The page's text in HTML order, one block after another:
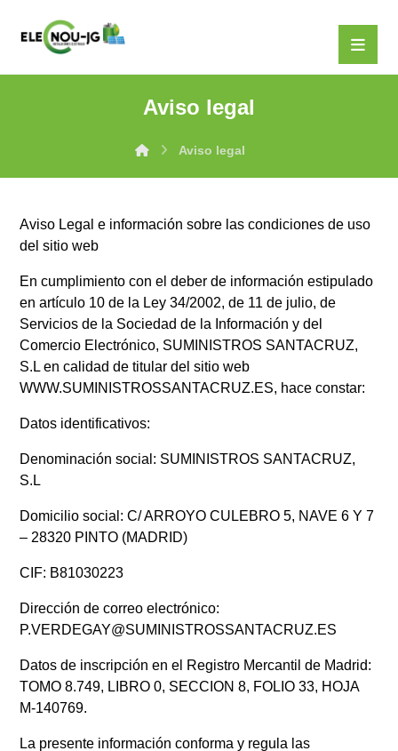
Aviso legal
Aviso legal
Aviso Legal e información sobre las condiciones de uso
del sitio web
En cumplimiento con el deber de información estipulado
en artículo 10 de la Ley 34/2002, de 11 de julio, de
Servicios de la Sociedad de la Información y del
Comercio Electrónico, SUMINISTROS SANTACRUZ,
S.L en calidad de titular del sitio web
WWW.SUMINISTROSSANTACRUZ.ES, hace constar:
Datos identificativos:
Denominación social: SUMINISTROS SANTACRUZ,
S.L
Domicilio social: C/ ARROYO CULEBRO 5, NAVE 6 Y 7
– 28320 PINTO (MADRID)
CIF: B81030223
Dirección de correo electrónico:
P.VERDEGAY@SUMINISTROSSANTACRUZ.ES
Datos de inscripción en el Registro Mercantil de Madrid:
TOMO 8.749, LIBRO 0, SECCION 8, FOLIO 33, HOJA
M-140769.
La presente información conforma y regula las